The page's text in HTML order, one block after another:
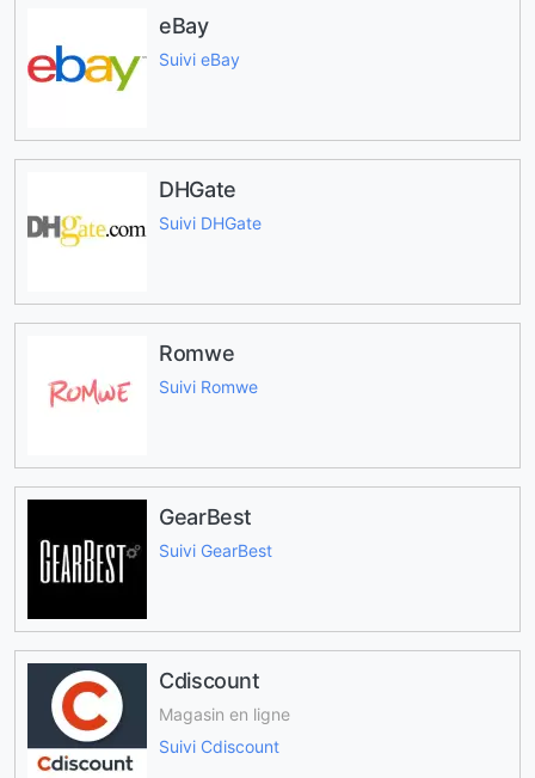
eBay
Suivi eBay
DHGate
Suivi DHGate
Romwe
Suivi Romwe
GearBest
Suivi GearBest
Cdiscount
Magasin en ligne
Suivi Cdiscount